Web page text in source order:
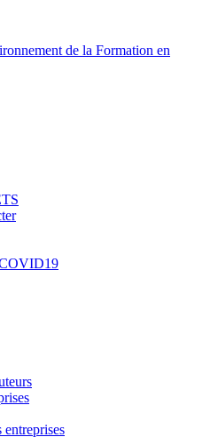
de la Formation en
entreprises